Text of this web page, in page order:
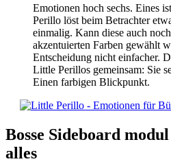
Emotionen hoch sechs. Eines
Perillo löst beim Betrachter
einmalig. Kann diese auch
akzentuierten Farben gewählt
Entscheidung nicht einfacher.
Little Perillos gemeinsam: Sie
Einen farbigen Blickpunkt.
Bosse Sideboard
alles